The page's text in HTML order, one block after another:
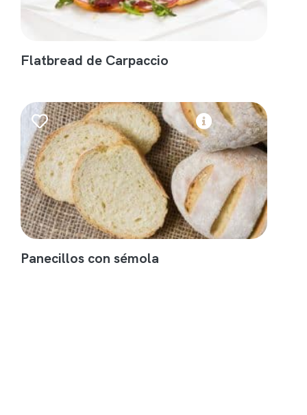
Flatbread de Carpaccio
Panecillos con sémola